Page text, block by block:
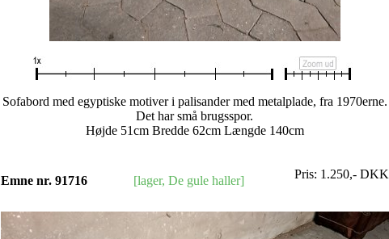
Sofabord med egyptiske motiver i palisander med metalplade, fra 1970erne.
Det har små brugsspor.
Højde 51cm Bredde 62cm Længde 140cm
Emne nr. 91716 [lager, De gule haller] Pris: 1.250,- DKK